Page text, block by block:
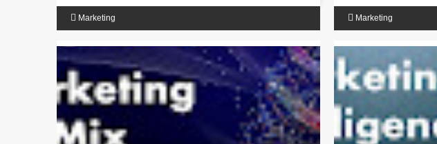
Marketing Marketing